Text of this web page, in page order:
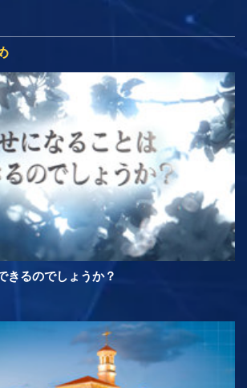
きるのでしょうか？